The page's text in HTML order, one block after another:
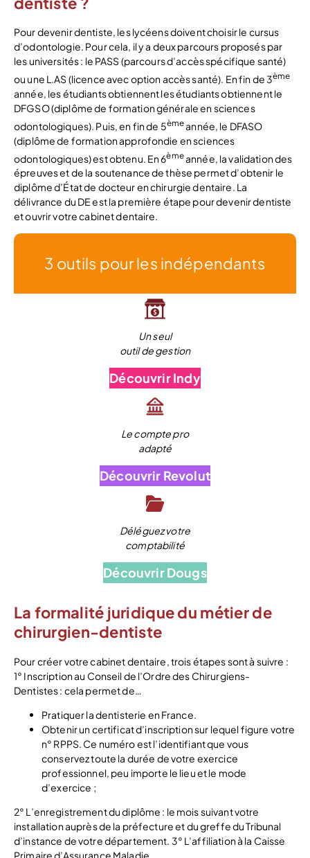
Pour devenir dentiste, les lycéens doivent choisir le cursus
d’odontologie. Pour cela, il y a deux parcours proposés par
les universités : le PASS (parcours d’accès spécifique santé)
ou une L.AS (licence avec option accès santé). En fin de 3ème
année, les étudiants obtiennent les étudiants obtiennent le
DFGSO (diplôme de formation générale en sciences
odontologiques). Puis, en fin de 5èmeannée, le DFASO
(diplôme de formation approfondie en sciences
odontologiques) est obtenu. En 6èmeannée, la validation des
épreuves et de la soutenance de thèse permet d’obtenir le
diplôme d’État de docteur en chirurgie dentaire. La
délivrance du DE est la première étape pour devenir dentiste
et ouvrir votre cabinet dentaire.
3 outils pour les indépendants
Un seul
outil de gestion
Découvrir Indy
Le compte pro
adapté
Découvrir Revolut
Déléguez votre
comptabilité
Découvrir Dougs
La formalité juridique du métier de
chirurgien-dentiste
Pour créer votre cabinet dentaire, trois étapes sont à suivre :
1° Inscription au Conseil de l’Ordre des Chirurgiens-
Dentistes : cela permet de…
Pratiquer la dentisterie en France.
Obtenir un certificat d’inscription sur lequel figure votre
n° RPPS. Ce numéro est l’identifiant que vous
conservez toute la durée de votre exercice
professionnel, peu importe le lieu et le mode
d’exercice ;
2° L’enregistrement du diplôme : le mois suivant votre
installation auprès de la préfecture et du greffe du Tribunal
d’instance de votre département. 3° L’affiliation à la Caisse
Primaire d’Assurance Maladie.